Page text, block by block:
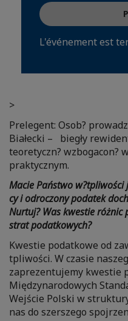
L'événement est
>
Prelegent: Osob?
Białecki – biegły
teoretyczn? wzbogacon?
praktycznym.
Macie Państwo
cy i odroczony podatek
Nurtuj? Was kwestie różnic
strat podatkowych?
Kwestie podatkowe od
tpliwości. W czasie
zaprezentujemy kwestie
Międzynarodowych
Wejście Polski w
nas do szerszego